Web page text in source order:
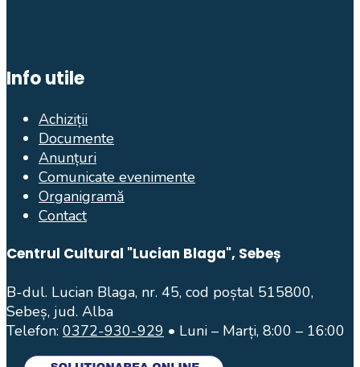
Info utile
Achiziții
Documente
Anunțuri
Comunicate evenimente
Organigramă
Contact
Centrul Cultural "Lucian Blaga", Sebeș
B-dul. Lucian Blaga, nr. 45, cod poștal 515800,
Sebeș, jud. Alba
Telefon: 0372-930-929 • Luni – Marți, 8:00 – 16:00